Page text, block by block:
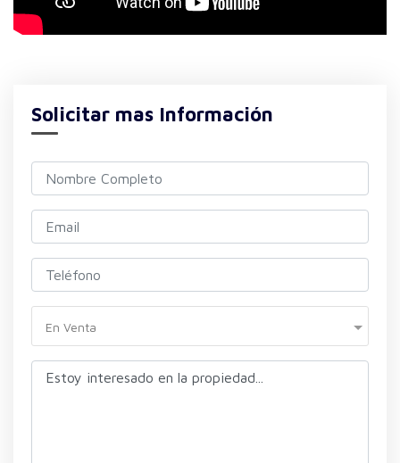
Solicitar mas Información
En Venta